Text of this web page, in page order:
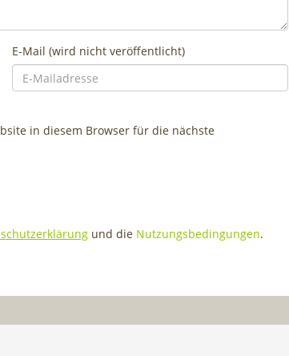
E-Mail (wird nicht veröffentlicht)
in diesem Browser für die nächste
und die Nutzungsbedingungen.